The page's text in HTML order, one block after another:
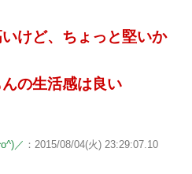
けど、ちょっと堅いか
の生活感は良い
／ ：2015/08/04(火) 23:29:07.10